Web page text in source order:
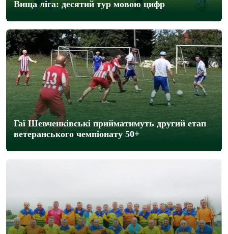
Вища ліга: десятий тур мовою цифр
Гаї Шевченківські прийматимуть другий етап
ветеранського чемпіонату 50+